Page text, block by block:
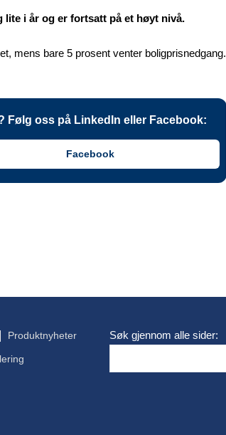
i år og er fortsatt på et høyt nivå.
mens bare 5 prosent venter boligprisnedgang.
Følg oss på LinkedIn eller Facebook:
Facebook
Produktnyheter Søk gjennom alle sider: